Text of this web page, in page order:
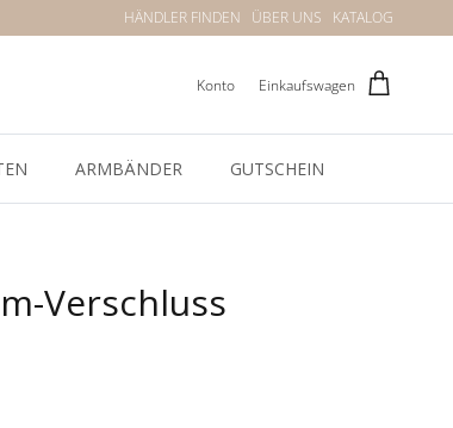
HÄNDLER FINDEN ÜBER UNS KATALOG
Konto Einkaufswagen
ARMBÄNDER GUTSCHEIN
Verschluss